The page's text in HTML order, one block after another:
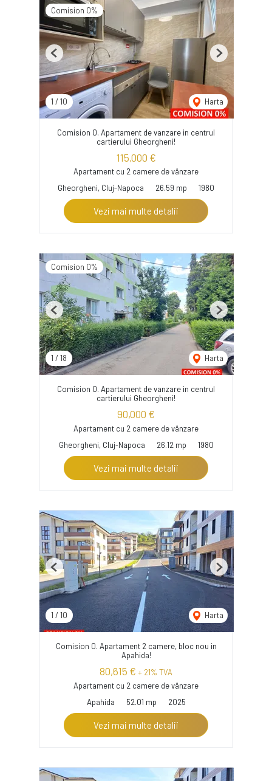
Comision 0%
1 / 10 Harta
Previous Next
Comision 0. Apartament de vanzare in centrul
cartierului Gheorgheni!
115,000 €
Apartament cu 2 camere de vânzare
Gheorgheni, Cluj-Napoca
26.59 mp 1980
Vezi mai multe detalii
Comision 0%
1 / 18 Harta
Previous Next
Comision 0. Apartament de vanzare in centrul
cartierului Gheorgheni!
90,000 €
Apartament cu 2 camere de vânzare
Gheorgheni, Cluj-Napoca
26.12 mp 1980
Vezi mai multe detalii
1 / 10 Harta
Previous Next
Comision 0. Apartament 2 camere, bloc nou in
Apahida!
80,615 € + 21% TVA
Apartament cu 2 camere de vânzare
Apahida
52.01 mp 2025
Vezi mai multe detalii